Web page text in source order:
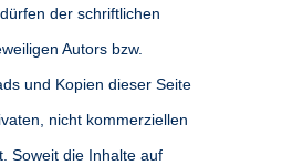
der schriftlichen
Autors bzw.
und Kopien dieser Seite
nicht kommerziellen
Soweit die Inhalte auf